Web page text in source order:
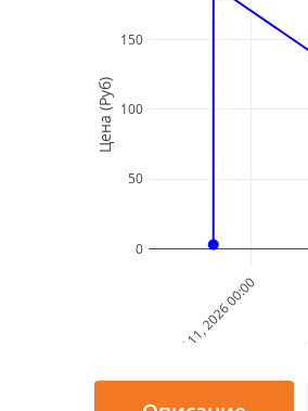
Jul 11, 2026 00:00
0
50
100
150
Цена (Руб)